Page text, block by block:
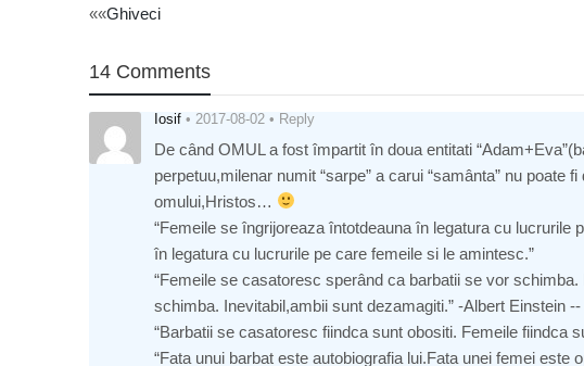
Post
navigation
««Ghiveci
14 Comments
Iosif • 2017-08-02 • Reply
De când OMUL a fost împartit în doua entitati
perpetuu,milenar numit “sarpe” a carui “samânta” nu poate
omului,Hristos…
“Femeile se îngrijoreaza întotdeauna în legatura cu lucrurile
în legatura cu lucrurile pe care femeile si le amintesc.”
“Femeile se casatoresc sperând ca barbatii se vor
schimba. Inevitabil,ambii sunt dezamagiti.” -Albert Einstein --
“Barbatii se casatoresc fiindca sunt obositi. Femeile fiindca
“Fata unui barbat este autobiografia lui.Fata unei femei este